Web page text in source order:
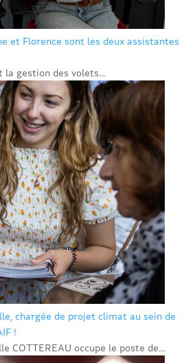
et Florence sont les deux assistantes
la gestion des volets...
chargée de projet climat au sein de
!
COTTEREAU occupe le poste de...